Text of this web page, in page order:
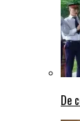
De